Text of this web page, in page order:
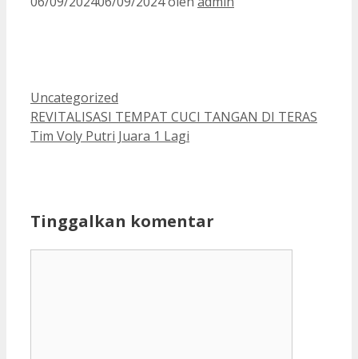
Kategori
Uncategorized
REVITALISASI TEMPAT CUCI TANGAN DI TERAS
Tim Voly Putri Juara 1 Lagi
Tinggalkan komentar